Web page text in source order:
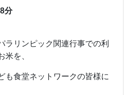
分
ラリンピック関連行事での利
米を、
も食堂ネットワークの皆様に